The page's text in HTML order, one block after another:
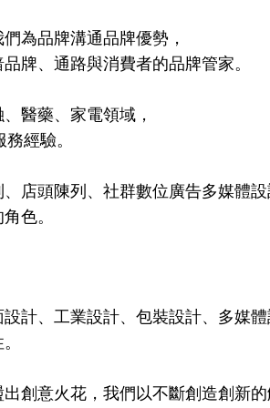
為品牌溝通品牌優勢，
牌、通路與消費者的品牌管家。
醫藥、家電領域，
經驗。
店頭陳列、社群數位廣告多媒體
色。
計、工業設計、包裝設計、多媒
創意火花，我們以不斷創造創新